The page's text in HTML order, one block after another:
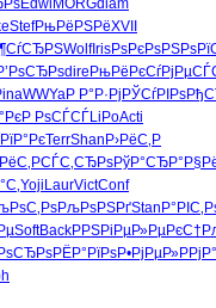
StefРњРёРЅРёXVII
WolfIrisРѕРєРѕРЅ
direРњРёРєСѓ
WWYaР Р°Р·РјРЎСѓРІРѕ
Р РѕСЃСЃLiPoActi
TerrShanР›РёС‚Р
СЃС‚СЂРѕРўР°СЂР°
YojiLaurVictConf
РљРѕРЅРґStan
SoftBackРРЅРіРµР»РµРєС†
РЁР°РїРѕР•РјРµР»